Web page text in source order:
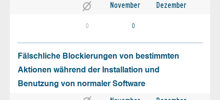
November Dezember
0 0
Fälschliche Blockierungen von bestimmten
Aktionen während der Installation und
Benutzung von normaler Software